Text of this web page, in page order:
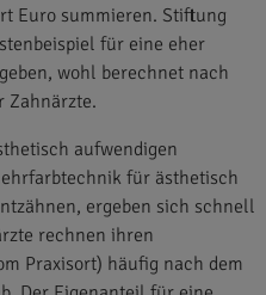
Euro summieren. Stiftung
für eine eher
wohl berechnet nach
Zahnärzte.
aufwendigen
für ästhetisch
ergeben sich schnell
rechnen ihren
Praxisort) häufig nach dem